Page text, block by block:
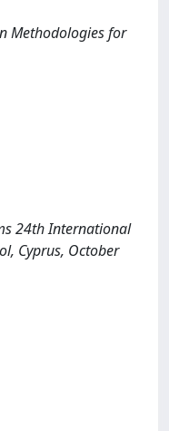
Methodologies for
24th International
Cyprus, October